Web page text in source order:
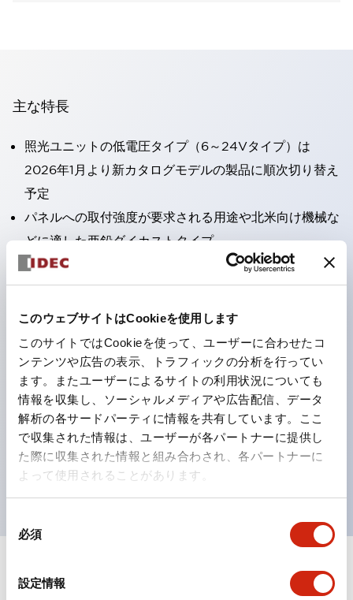
このウェブサイトはCookieを使用します
このサイトではCookieを使って、ユーザーに合わせたコ
ンテンツや広告の表示、トラフィックの分析を行ってい
ます。またユーザーによるサイトの利用状況についても
情報を収集し、ソーシャルメディアや広告配信、データ
解析の各サードパーティに情報を共有しています。ここ
で収集された情報は、ユーザーが各パートナーに提供し
た際に収集された情報と組み合わされ、各パートナーに
よって使用されることがあります。
必須
設定情報
主な特長
照光ユニットの低電圧タイプ（6～24Vタイプ）は
2026年1月より新カタログモデルの製品に順次切り替え
予定
パネルへの取付強度が要求される用途や北米向け機械な
どに適した亜鉛ダイカストタイプ
フィンガープロテクション構造、ねじアップ端子構造、
保護構造IP20に対応したHW-U形コンタクトブロック
を搭載。
高電圧タイプのLED球が搭載可能になり、ダイレクト
タイプの定格使用電圧が最大240Vまで対応可能になり
ました。
ひとつで6色の役をこなすLED球（LSRD球）。これま
で色ごとに分かれていたLED球を、1色のLED球で各色
を表現できるようにしました。
UL、CSA、TÜV、CCC認証品。
仕様 すべて展開+